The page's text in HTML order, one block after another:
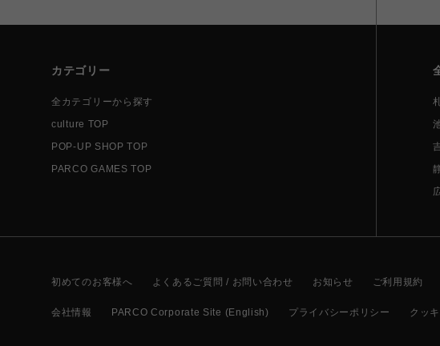
カテゴリー
全カテゴリーから探す
culture TOP
POP-UP SHOP TOP
PARCO GAMES TOP
初めてのお客様へ よくあるご質問 / お問い合わせ お知らせ ご利用規約
会社情報 PARCO Corporate Site (English) プライバシーポリシー クッ